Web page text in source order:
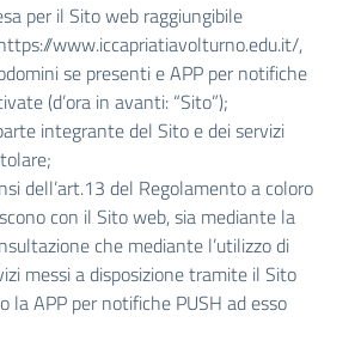
per il Sito web raggiungibile
www.iccapriatiavolturno.edu.it/,
se presenti e APP per notifiche
(d’ora in avanti: “Sito”);
integrante del Sito e dei servizi
dell’art.13 del Regolamento a coloro
con il Sito web, sia mediante la
che mediante l’utilizzo di
messi a disposizione tramite il Sito
la APP per notifiche PUSH ad esso